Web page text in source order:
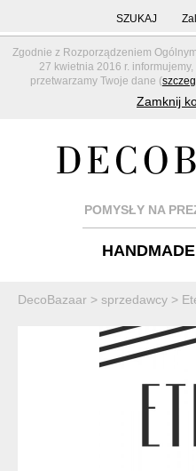
Zgodnie z Rozporządzeniem
27 kwietnia 2016 r.
przetwarzamy Twoje dane (
Zamknij
SZUKAJ
POMYSŁY NA
HANDMADE
DecoBazaar > sprzedawcy >